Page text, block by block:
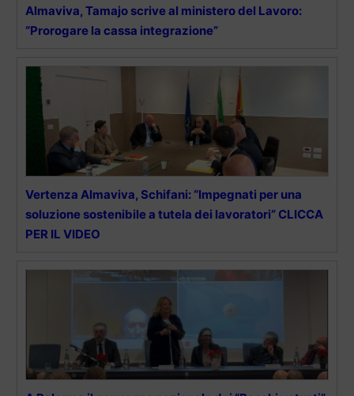
Almaviva, Tamajo scrive al ministero del Lavoro:
“Prorogare la cassa integrazione”
Vertenza Almaviva, Schifani: “Impegnati per una
soluzione sostenibile a tutela dei lavoratori” CLICCA
PER IL VIDEO